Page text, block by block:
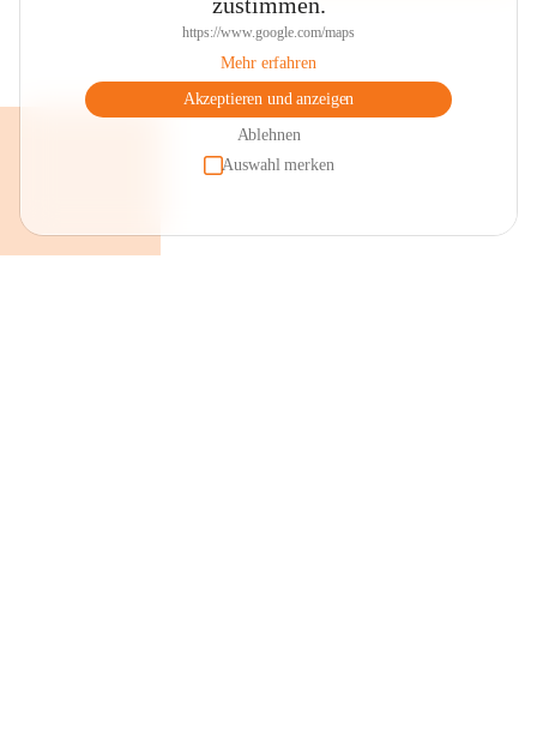
https://www.google.com/maps
Mehr erfahren
Akzeptieren und anzeigen
Ablehnen
Auswahl merken